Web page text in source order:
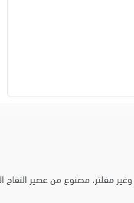
وغير مفلتر، مصنوع من عصير